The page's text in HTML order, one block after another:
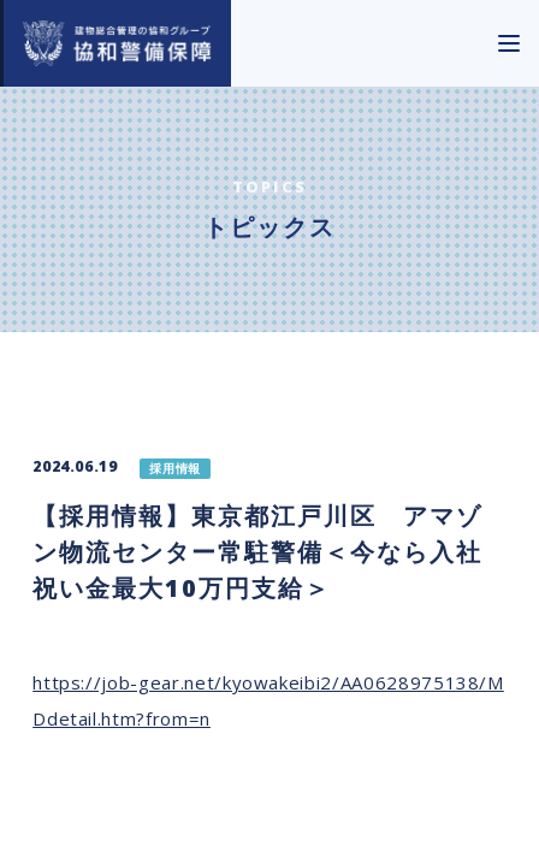
TOPICS
トピックス
2024.06.19 採用情報
【採用情報】東京都江戸川区 アマゾ
ン物流センター常駐警備＜今なら入社
祝い金最大10万円支給＞
https://job-gear.net/kyowakeibi2/AA0628975138/M
Ddetail.htm?from=n